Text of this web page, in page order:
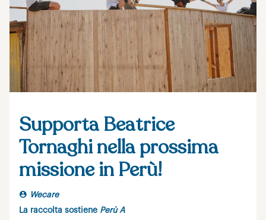
Supporta Beatrice
Tornaghi nella prossima
missione in Perù!
Wecare
La raccolta sostiene Perù A